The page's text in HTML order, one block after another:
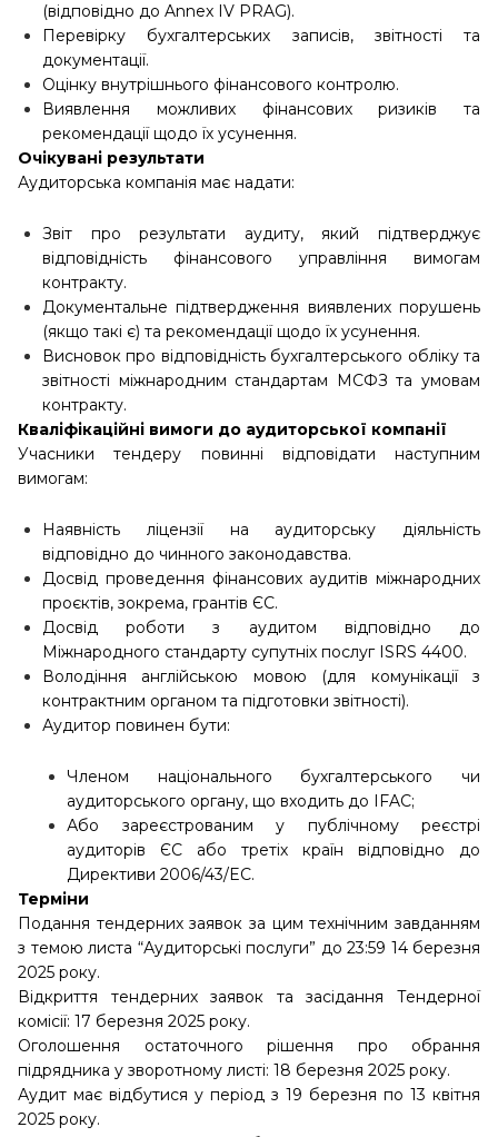
(відповідно до Annex IV PRAG).
Перевірку бухгалтерських записів, звітності та
документації.
Оцінку внутрішнього фінансового контролю.
Виявлення можливих фінансових ризиків та
рекомендації щодо їх усунення.
Очікувані результати
Аудиторська компанія має надати:
Звіт про результати аудиту, який підтверджує
відповідність фінансового управління вимогам
контракту.
Документальне підтвердження виявлених порушень
(якщо такі є) та рекомендації щодо їх усунення.
Висновок про відповідність бухгалтерського обліку та
звітності міжнародним стандартам МСФЗ та умовам
контракту.
Кваліфікаційні вимоги до аудиторської компанії
Учасники тендеру повинні відповідати наступним
вимогам:
Наявність ліцензії на аудиторську діяльність
відповідно до чинного законодавства.
Досвід проведення фінансових аудитів міжнародних
проєктів, зокрема, грантів ЄС.
Досвід роботи з аудитом відповідно до
Міжнародного стандарту супутніх послуг ISRS 4400.
Володіння англійською мовою (для комунікації з
контрактним органом та підготовки звітності).
Аудитор повинен бути:
Членом національного бухгалтерського чи
аудиторського органу, що входить до IFAC;
Або зареєстрованим у публічному реєстрі
аудиторів ЄС або третіх країн відповідно до
Директиви 2006/43/EC.
Терміни
Подання тендерних заявок за цим технічним завданням
з темою листа “Аудиторські послуги” до 23:59 14 березня
2025 року.
Відкриття тендерних заявок та засідання Тендерної
комісії: 17 березня 2025 року.
Оголошення остаточного рішення про обрання
підрядника у зворотному листі: 18 березня 2025 року.
Аудит має відбутися у період з 19 березня по 13 квітня
2025 року.